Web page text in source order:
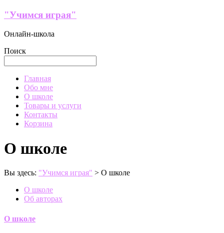
Перейти
содержимому
"Учимся играя"
Онлайн-школа
Поиск
МенюГлавная
Обо мне
О школе
Товары и услуги
Контакты
Корзина
О школе
Вы здесь: "Учимся играя" > О школе
О школе
Об авторах
О школе